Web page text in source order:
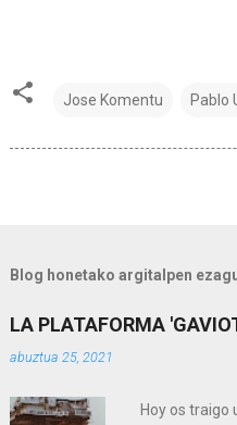
Jose Komentu Pablo
Blog honetako argitalpen
LA PLATAFORMA
abuztua 25, 2021
Hoy os